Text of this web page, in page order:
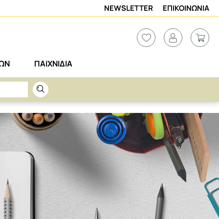
NEWSLETTER ΕΠΙΚΟΙΝΩΝΙΑ
ΠΑΙΧΝΙΔΙΑ